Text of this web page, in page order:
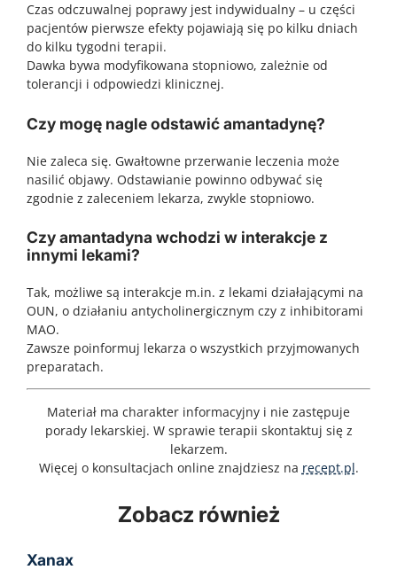
Czas odczuwalnej poprawy jest indywidualny – u części
pacjentów pierwsze efekty pojawiają się po kilku dniach
do kilku tygodni terapii.
Dawka bywa modyfikowana stopniowo, zależnie od
tolerancji i odpowiedzi klinicznej.
Czy mogę nagle odstawić amantadynę?
Nie zaleca się. Gwałtowne przerwanie leczenia może
nasilić objawy. Odstawianie powinno odbywać się
zgodnie z zaleceniem lekarza, zwykle stopniowo.
Czy amantadyna wchodzi w interakcje z
innymi lekami?
Tak, możliwe są interakcje m.in. z lekami działającymi na
OUN, o działaniu antycholinergicznym czy z inhibitorami
MAO.
Zawsze poinformuj lekarza o wszystkich przyjmowanych
preparatach.
Materiał ma charakter informacyjny i nie zastępuje
porady lekarskiej. W sprawie terapii skontaktuj się z
lekarzem.
Więcej o konsultacjach online znajdziesz na recept.pl.
Zobacz również
Xanax
bakteryjne dróg oddechowych, skóry, tkanek
oparta na estetrolu Antykoncepcja hormonalna